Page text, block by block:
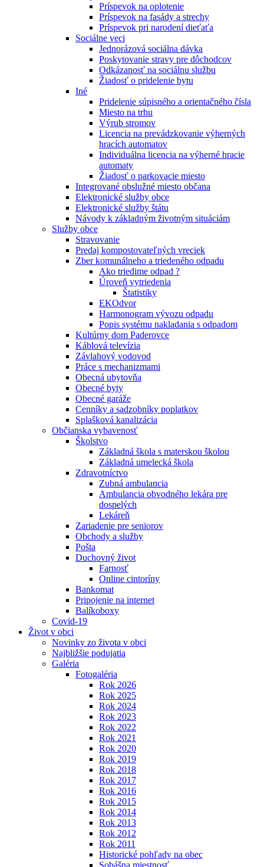
Príspevok na oplotenie
Príspevok na fasády a strechy
Príspevok pri narodení dieťaťa
Sociálne veci
Jednorázová sociálna dávka
Poskytovanie stravy pre dôchodcov
Odkázanosť na sociálnu službu
Žiadosť o pridelenie bytu
Iné
Pridelenie súpisného a orientačného čísla
Miesto na trhu
Výrub stromov
Licencia na prevádzkovanie výherných
hracích automatov
Individuálna licencia na výherné hracie
automaty
Žiadosť o parkovacie miesto
Integrované obslužné miesto občana
Elektronické služby obce
Elektronické služby štátu
Návody k základným životným situáciám
Služby obce
Stravovanie
Predaj kompostovateľných vreciek
Zber komunálneho a triedeného odpadu
Ako triedime odpad ?
Úroveň vytriedenia
Štatistiky
EKOdvor
Harmonogram vývozu odpadu
Popis systému nakladania s odpadom
Kultúrny dom Paderovce
Káblová televízia
Závlahový vodovod
Práce s mechanizmami
Obecná ubytovňa
Obecné byty
Obecné garáže
Cenníky a sadzobníky poplatkov
Splašková kanalizácia
Občianska vybavenosť
Školstvo
Základná škola s materskou školou
Základná umelecká škola
Zdravotníctvo
Zubná ambulancia
Ambulancia obvodného lekára pre
dospelých
Lekáreň
Zariadenie pre seniorov
Obchody a služby
Pošta
Duchovný život
Farnosť
Online cintoríny
Bankomat
Pripojenie na internet
Balíkoboxy
Covid-19
Život v obci
Novinky zo života v obci
Najbližšie podujatia
Galéria
Fotogaléria
Rok 2026
Rok 2025
Rok 2024
Rok 2023
Rok 2022
Rok 2021
Rok 2020
Rok 2019
Rok 2018
Rok 2017
Rok 2016
Rok 2015
Rok 2014
Rok 2013
Rok 2012
Rok 2011
Historické pohľady na obec
Sobášna miestnosť